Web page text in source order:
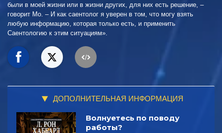
были в моей жизни или в жизни других, для них есть решение, –
говорит Мо. – И как саентолог я уверен в том, что могу взять
любую информацию, которая только есть, и применить
Саентологию к этим ситуациям».
ДОПОЛНИТЕЛЬНАЯ ИНФОРМАЦИЯ
Волнуетесь по поводу
работы?